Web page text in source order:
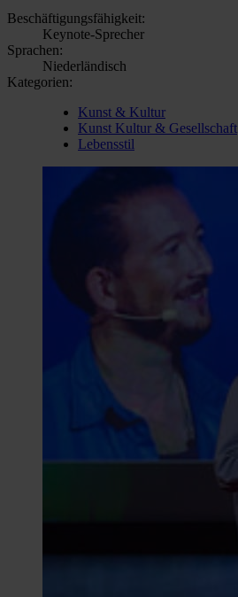
Beschäftigungsfähigkeit:
Keynote-Sprecher
Sprachen:
Niederländisch
Kategorien:
Kunst & Kultur
Kunst Kultur & Gesellschaft
Lebensstil